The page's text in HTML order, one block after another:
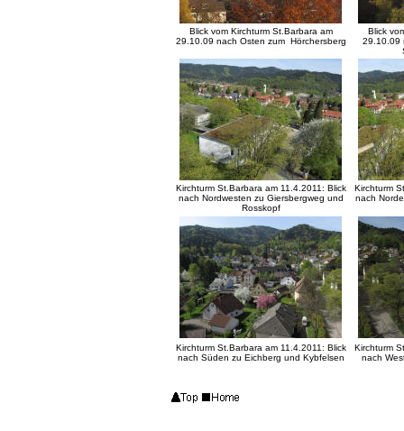
Blick vom Kirchturm St.Barbara am
29.10.09 nach Osten zum Hörchersberg
Blick
29.10.09
Kirchturm St.Barbara am 11.4.2011: Blick
nach Nordwesten zu Giersbergweg und
Rosskopf
Kirchturm
nach
Kirchturm St.Barbara am 11.4.2011: Blick
nach Süden zu Eichberg und Kybfelsen
Kirchturm
nach